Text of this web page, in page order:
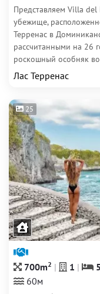
Представляем Villa
убежище,
Терренас в
рассчитанными на 26
роскошный особняк
Лас Терренас
25
700m2 1 5
60м